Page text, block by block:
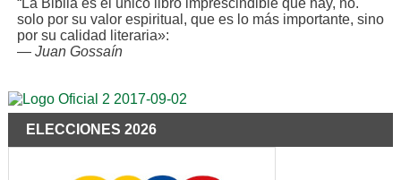
“La Biblia es el único libro imprescindible que hay, no.
solo por su valor espiritual, que es lo más importante, sino
por su calidad literaria»:
— Juan Gossaín
ELECCIONES 2026